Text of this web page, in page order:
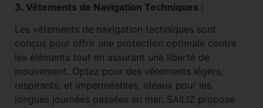
3. Vêtements de Navigation Techniques :
Les vêtements de navigation techniques sont
conçus pour offrir une protection optimale contre
les éléments tout en assurant une liberté de
mouvement. Optez pour des vêtements légers,
respirants, et imperméables, idéaux pour les
longues journées passées en mer. SAILIZ propose